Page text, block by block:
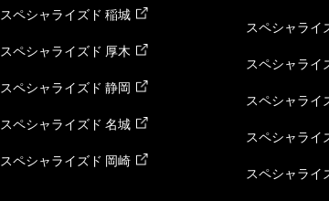
スペシャライズド 稲城
スペシャライズド 厚木
スペシャライズド 静岡
スペシャライズド 名城
スペシャライズド 岡崎
スペシャライ
スペシャライ
スペシャライ
スペシャライ
スペシャライ